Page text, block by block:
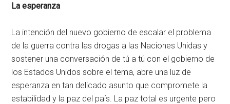
La esperanza
La intención del nuevo gobierno de escalar el problema
de la guerra contra las drogas a las Naciones Unidas y
sostener una conversación de tú a tú con el gobierno de
los Estados Unidos sobre el tema, abre una luz de
esperanza en tan delicado asunto que compromete la
estabilidad y la paz del país. La paz total es urgente pero